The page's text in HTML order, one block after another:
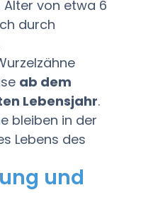
Alter von etwa 6
durch
ab dem
Lebensjahr.
bleiben in der
Lebens des
und